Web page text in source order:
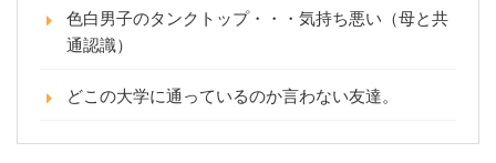
色白男子のタンクトップ・・・気持ち悪い（母と共
通認識）
どこの大学に通っているのか言わない友達。